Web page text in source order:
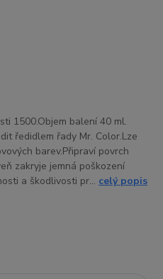
1500.Objem balení 40 ml.
ředidlem řady Mr. Color.Lze
barev.Připraví povrch
zakryje jemná poškození
a škodlivosti pr... celý popis